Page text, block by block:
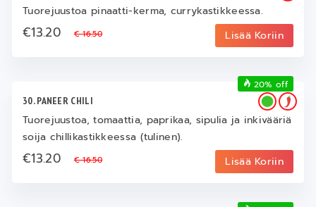
Tuorejuustoa pinaatti-kerma, currykastikkeessa.
€13.20€ 16.50 Lisää Koriin
30. PANEER CHILI
Tuorejuustoa, tomaattia, paprikaa, sipulia ja inkivääriä
soija chillikastikkeessa (tulinen).
€13.20€ 16.50 Lisää Koriin
20% off